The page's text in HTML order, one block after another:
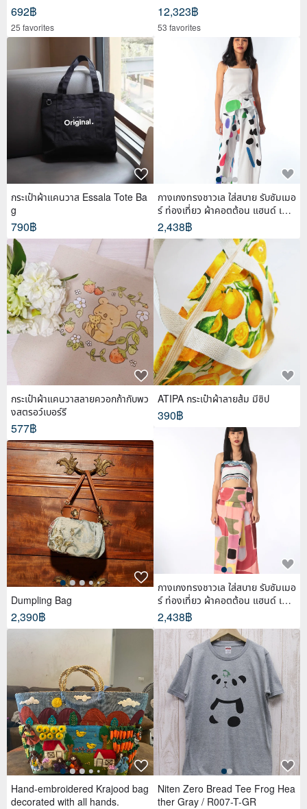
692฿
25 favorites
กระเป๋าผ้าแคนวาส Essala Tote Ba
g
790฿
กระเป๋าผ้าแคนวาสลายควอกก้ากับพว
งสตรอว์เบอร์รี
577฿
Dumpling Bag
2,390฿
Hand-embroidered Krajood bag
decorated with all hands.
12,323฿
53 favorites
กางเกงทรงชาวเล ใส่สบาย รับซัมเมอ
ร์ ท่องเที่ยว ผ้าคอตต้อน แฮนด์ เพ้น
ท์
2,438฿
ATIPA กระเป๋าผ้าลายส้ม มีซิป
390฿
กางเกงทรงชาวเล ใส่สบาย รับซัมเมอ
ร์ ท่องเที่ยว ผ้าคอตต้อน แฮนด์ เพ้น
ท์
2,438฿
Niten Zero Bread Tee Frog Hea
ther Gray / R007-T-GR